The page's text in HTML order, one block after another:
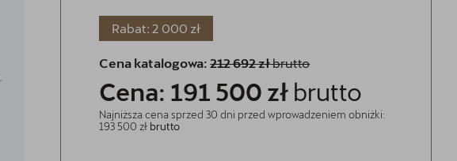
Rabat: 2 000 zł
Cena katalogowa: 212 692 złbrutto
Cena: 191 500 zł brutto
Najniższa cena sprzed 30 dni przed wprowadzeniem obniżki:
193 500 zł brutto